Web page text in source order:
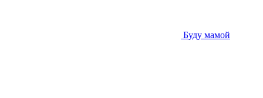
Буду мамой